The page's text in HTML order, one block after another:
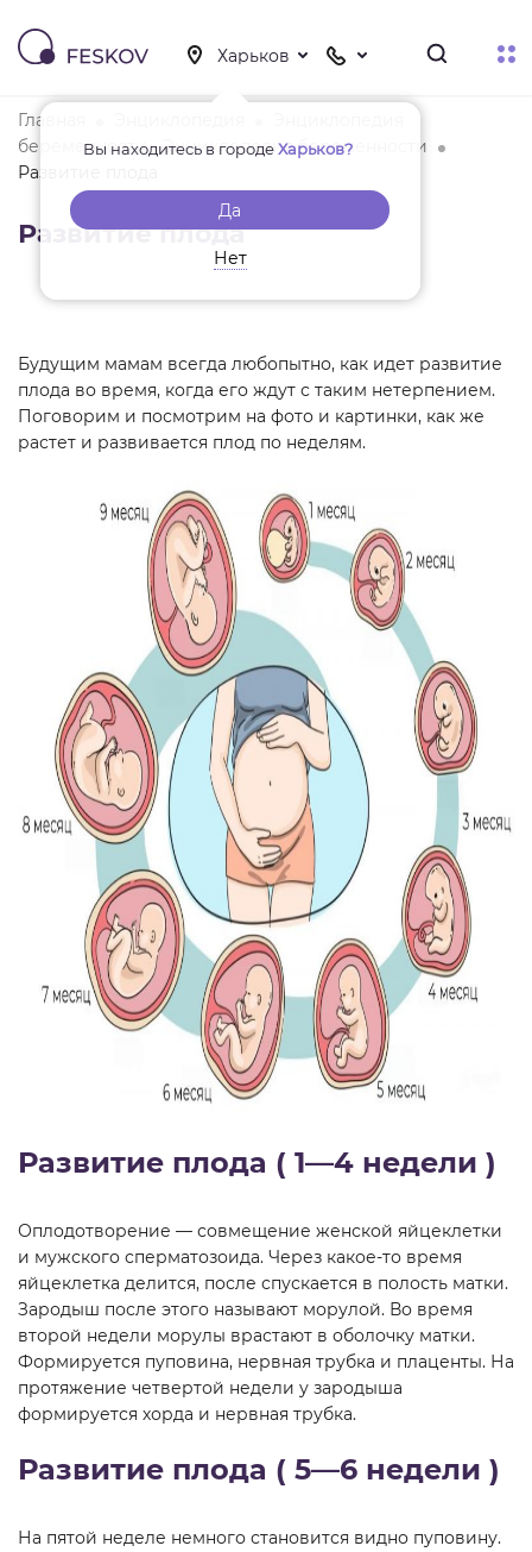
Вы находитесь в городеХарьков?
Да
Нет
Главная
беременности - Энциклопедия беременности
Развитие плода
Развитие плода
Будущим мамам всегда любопытно, как идет развитие
плода во время, когда его ждут с таким нетерпением.
Поговорим и посмотрим на фото и картинки, как же
растет и развивается плод по неделям.
Развитие плода ( 1—4 недели )
Оплодотворение — совмещение женской яйцеклетки
и мужского сперматозоида. Через какое-то время
яйцеклетка делится, после спускается в полость матки.
Зародыш после этого называют морулой. Во время
второй недели морулы врастают в оболочку матки.
Формируется пуповина, нервная трубка и плаценты. На
протяжение четвертой недели у зародыша
формируется хорда и нервная трубка.
Развитие плода ( 5—6 недели )
На пятой неделе немного становится видно пуповину.